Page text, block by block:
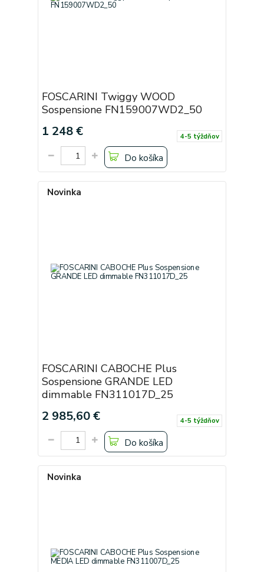
FOSCARINI Twiggy WOOD
Sospensione FN159007WD2_50
1 248 € 4-5 týždňov
Do košíka
Novinka
FOSCARINI CABOCHE Plus
Sospensione GRANDE LED
dimmable FN311017D_25
2 985,60 € 4-5 týždňov
Do košíka
Novinka